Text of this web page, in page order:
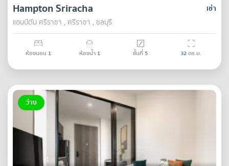
เช่า
Hampton Sriracha
แฮมป์ตัน ศรีราชา , ศรีราชา , ชลบุรี
ห้องนอน 1 ห้องน้ำ 1 ชั้นที่5 32ตร.ม.
ว่าง